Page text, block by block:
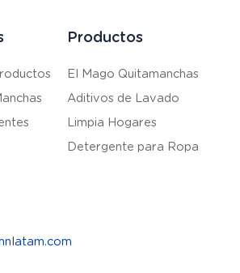
Productos
El Mago Quitamanchas
Aditivos de Lavado
Limpia Hogares
Detergente para Ropa